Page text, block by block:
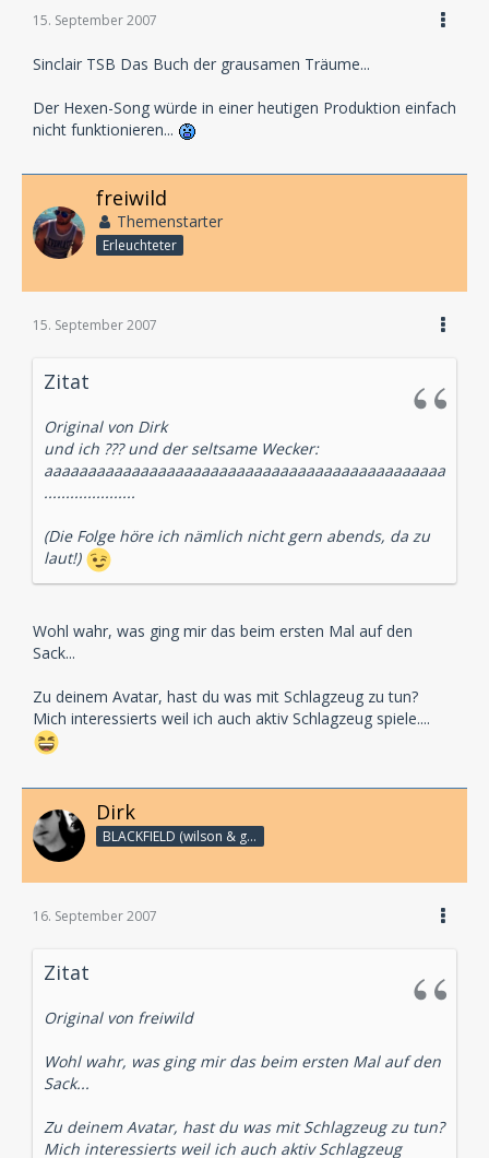
15. September 2007
Sinclair TSB Das Buch der grausamen Träume...
Der Hexen-Song würde in einer heutigen Produktion einfach
nicht funktionieren...
freiwild
Themenstarter
Erleuchteter
15. September 2007
Zitat
Original von Dirk
und ich ??? und der seltsame Wecker:
aaaaaaaaaaaaaaaaaaaaaaaaaaaaaaaaaaaaaaaaaaaaaa
.....................
(Die Folge höre ich nämlich nicht gern abends, da zu
laut!)
Wohl wahr, was ging mir das beim ersten Mal auf den
Sack...
Zu deinem Avatar, hast du was mit Schlagzeug zu tun?
Mich interessierts weil ich auch aktiv Schlagzeug spiele....
Dirk
BLACKFIELD (wilson & geffen)
16. September 2007
Zitat
Original von freiwild
Wohl wahr, was ging mir das beim ersten Mal auf den
Sack...
Zu deinem Avatar, hast du was mit Schlagzeug zu tun?
Mich interessierts weil ich auch aktiv Schlagzeug